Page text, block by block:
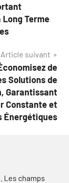
Terme
Article suivant
de
Solutions de
Garantissant
Constante et
Énergétiques
Les champs